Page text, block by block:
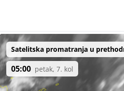
Satelitska promatranja u
05:00 petak, 7. kol